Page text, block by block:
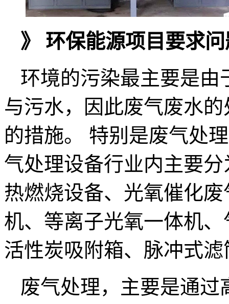
》 环保能源项目要求
环境的污染最主要是由
与污水，因此废气废水
的措施。 特别是废气处
气处理设备行业内主要
热燃烧设备、光氧催化
机、等离子光氧一体机
活性炭吸附箱、脉冲式
废气处理，主要是通